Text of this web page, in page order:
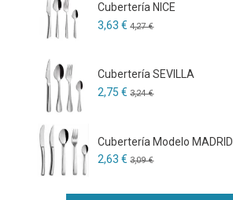
Cubertería NICE
3,63 € 4,27 €
Cubertería SEVILLA
2,75 € 3,24 €
Cubertería Modelo MADRID
2,63 € 3,09 €